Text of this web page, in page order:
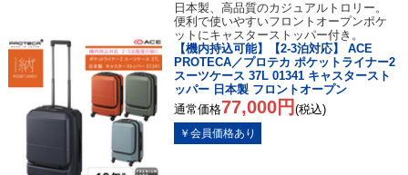
日本製、高品質のカジュアルトロリー。
便利で使いやすいフロントオープンポケ
ットにキャスターストッパー付き。
【機内持込可能】【2-3泊対応】 ACE
PROTECA／プロテカ ポケットライナー2
スーツケース 37L 01341 キャスタースト
ッパー 日本製 フロントオープン
通常価格77,000円 (税込)